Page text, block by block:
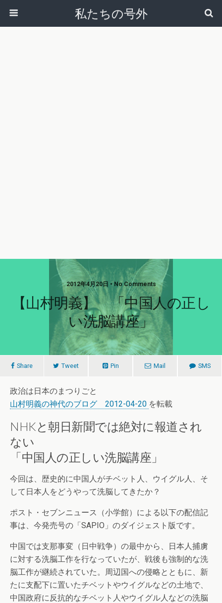
私たちの号外
2012年4月20日 • No Comments
【山村明義】 「中国人の正し
い洗脳講座」
Share Tweet Pin Mail SMS
政治は日本のまつりごと
山村明義の神代のブログ 2012-04-20 を転載
NHKと朝日新聞では絶対に報道され
ない
「中国人の正しい洗脳講座」
今回は、歴史的に中国人がチベット人、ウイグル人、そ
して日本人をどうやって洗脳してきたか？
ポスト・セブンニュース（小学館）による以下の配信記
事は、今発売号の「SAPIO」のダイジェスト版です。
中国では支那事変（日中戦争）の最中から、日本人捕虜
に対する洗脳工作を行なっていたが、戦後も強制的な洗
脳工作が継続されていた。周辺国への侵略とともに、新
たに支配下に置いたチベットやウイグルなどの土地で、
中国政府に反抗的なチベット人やウイグル人などの洗脳